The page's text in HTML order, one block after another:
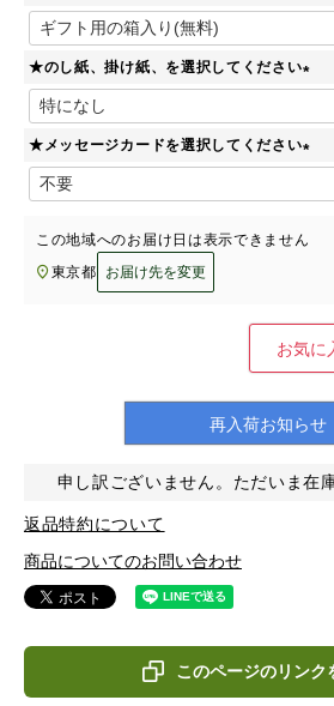
必
須
)
★のし紙、掛け紙、を選択してください
必
須
)
★メッセージカードを選択してください
必
)
この地域へのお届け日は表示できません
東京都
お届け先を変更
お気に
再入荷お知らせ
申し訳ございません。ただいま在
返品特約について
商品についてのお問い合わせ
このページのリンク